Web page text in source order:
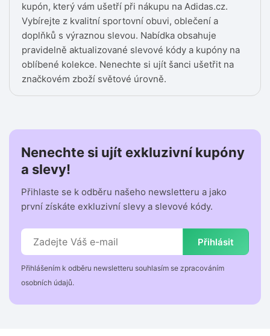
kupón, který vám ušetří při nákupu na Adidas.cz.
Vybírejte z kvalitní sportovní obuvi, oblečení a
doplňků s výraznou slevou. Nabídka obsahuje
pravidelně aktualizované slevové kódy a kupóny na
oblíbené kolekce. Nenechte si ujít šanci ušetřit na
značkovém zboží světové úrovně.
Nenechte si ujít exkluzivní kupóny
a slevy!
Přihlaste se k odběru našeho newsletteru a jako
první získáte exkluzivní slevy a slevové kódy.
Přihlásit
Přihlášením k odběru newsletteru souhlasím se zpracováním
osobních údajů.